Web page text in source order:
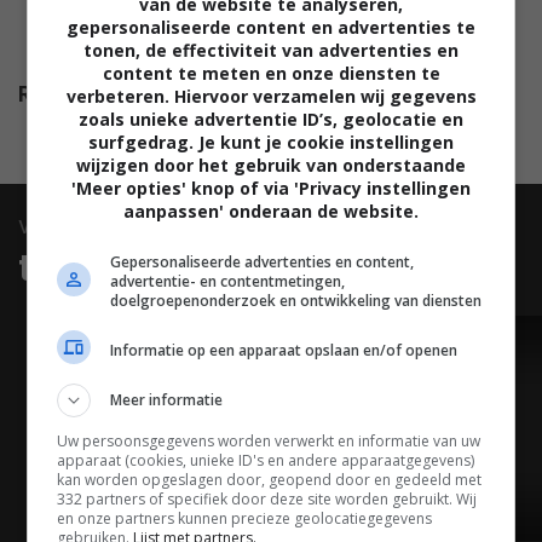
Anna Elijasz, Paula Bacon,
Claire Lichie,Tim Bruce.
Release
04.09.2018
video
trailers & clips
TRAILER
gepersonaliseerde content en advertenties te
tonen, de effectiviteit van advertenties en
content te meten en onze diensten te
verbeteren. Hiervoor verzamelen wij gegevens
zoals unieke advertentie ID’s, geolocatie en
surfgedrag. Je kunt je cookie instellingen
wijzigen door het gebruik van onderstaande
'Meer opties' knop of via 'Privacy instellingen
aanpassen' onderaan de website.
Gepersonaliseerde advertenties en content,
advertentie- en contentmetingen,
doelgroepenonderzoek en ontwikkeling van diensten
Informatie op een apparaat opslaan en/of openen
Meer informatie
Uw persoonsgegevens worden verwerkt en informatie van uw
apparaat (cookies, unieke ID's en andere apparaatgegevens)
kan worden opgeslagen door, geopend door en gedeeld met
332 partners of specifiek door deze site worden gebruikt. Wij
en onze partners kunnen precieze geolocatiegegevens
gebruiken. Lijst met partners.